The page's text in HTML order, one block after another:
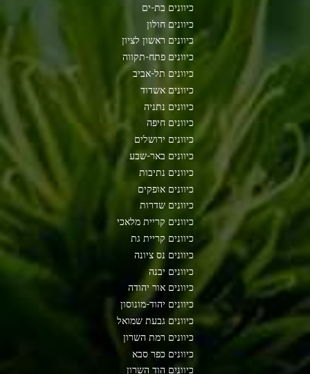
כיוונים בת-ים
כיוונים חולון
כיוונים ראשון לציון
כיוונים פתח-תקווה
כיוונים תל-אביב
כיוונים אשדוד
כיוונים נתניה
כיוונים חיפה
כיוונים ירושלים
כיוונים באר-שבע
כיוונים נתיבות
כיוונים אופקים
כיוונים שדרות
כיוונים קריית מלאכי
כיוונים קריית גת
כיוונים נס ציונה
כיוונים יבנה
כיוונים אור יהודה
כיוונים יהוד-מונוסון
כיוונים גבעת שמואל
כיוונים רמת השרון
כיוונים כפר סבא
כיוונים הוד השרון